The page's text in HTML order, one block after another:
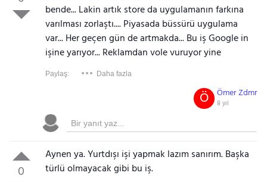
bende... Lakin artık store da uygulamanın farkına
varılması zorlaştı.... Piyasada büssürü uygulama
var... Her geçen gün de artmakda... Bu iş Google in
işine yarıyor... Reklamdan vole vuruyor yine
Paylaş: Daha fazla
Ömer Zdmr
8 yıl
Ö
0
Aynen ya. Yurtdışı işi yapmak lazım sanırım. Başka
türlü olmayacak gibi bu iş.